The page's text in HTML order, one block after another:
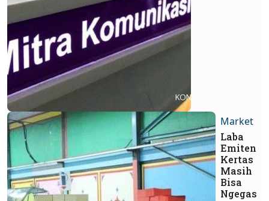
Market
Laba
Emiten
Kertas
Masih
Bisa
Ngegas